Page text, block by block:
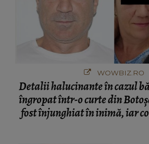
WOWBIZ.RO
Detalii halucinante în cazul
îngropat într-o curte din
fost înjunghiat în inimă, iar